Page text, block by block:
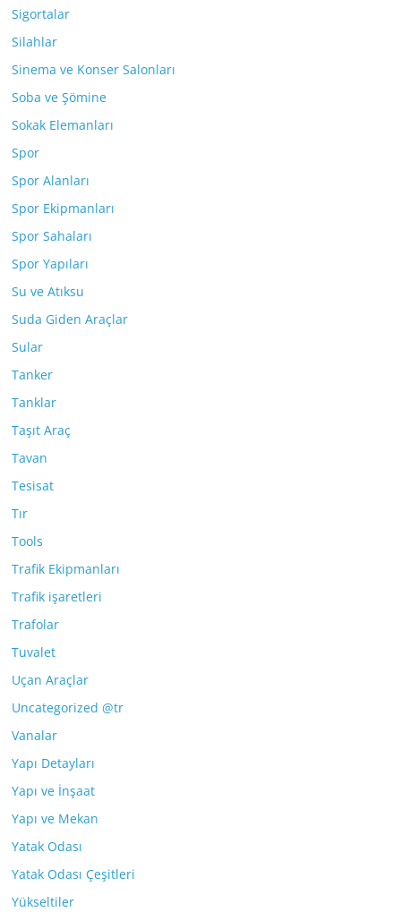
Sigortalar
Silahlar
Sinema ve Konser Salonları
Soba ve Şömine
Sokak Elemanları
Spor
Spor Alanları
Spor Ekipmanları
Spor Sahaları
Spor Yapıları
Su ve Atıksu
Suda Giden Araçlar
Sular
Tanker
Tanklar
Taşıt Araç
Tavan
Tesisat
Tır
Tools
Trafik Ekipmanları
Trafik işaretleri
Trafolar
Tuvalet
Uçan Araçlar
Uncategorized @tr
Vanalar
Yapı Detayları
Yapı ve İnşaat
Yapı ve Mekan
Yatak Odası
Yatak Odası Çeşitleri
Yükseltiler